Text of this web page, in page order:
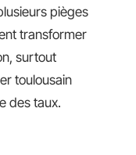
pièges
transformer
surtout
toulousain
des taux.